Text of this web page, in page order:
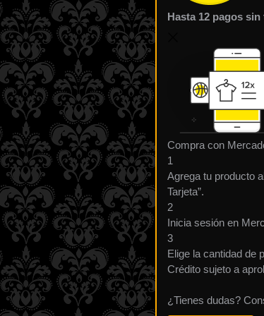
Hasta 12 pagos sin
Compra con
1
Agrega tu producto
Tarjeta”.
2
Inicia sesión en
3
Elige la cantidad de
Crédito sujeto a
¿Tienes dudas?